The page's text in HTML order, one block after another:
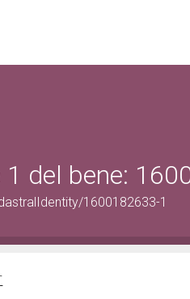
del bene:
1600182633-1